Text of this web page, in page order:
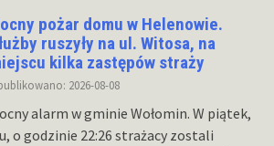
pożar domu w Helenowie.
ruszyły na ul. Witosa, na
kilka zastępów straży
2026-08-08
alarm w gminie Wołomin. W piątek,
o godzinie 22:26 strażacy zostali